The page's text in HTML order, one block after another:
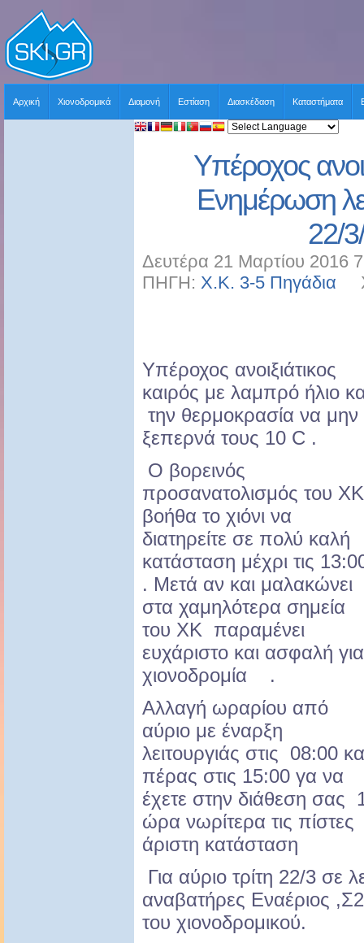
Αρχική Χιονοδρομικά Διαμονή Εστίαση Διασκέδαση Καταστήματα
Υπέροχος
Ενημέρωση
22/
Δευτέρα 21 Μαρτίου 2016
ΠΗΓΗ: Χ.Κ. 3-5 Πηγάδια
Υπέροχος ανοιξιάτικος
καιρός με λαμπρό ήλιο
την θερμοκρασία να μην
ξεπερνά τους 10 C .
Ο βορεινός
προσανατολισμός του ΧΚ
βοήθα το χιόνι να
διατηρείτε σε πολύ καλή
κατάσταση μέχρι τις
. Μετά αν και μαλακώνει
στα χαμηλότερα σημεία
του ΧΚ παραμένει
ευχάριστο και ασφαλή για
χιονοδρομία .
Αλλαγή ωραρίου από
αύριο με έναρξη
λειτουργιάς στις 08:00
πέρας στις 15:00 γα να
έχετε στην διάθεση σας
ώρα νωρίτερα τις πίστες
άριστη κατάσταση
Για αύριο τρίτη 22/3 σε
αναβατήρες Εναέριος ,Σ2
του χιονοδρομικού.